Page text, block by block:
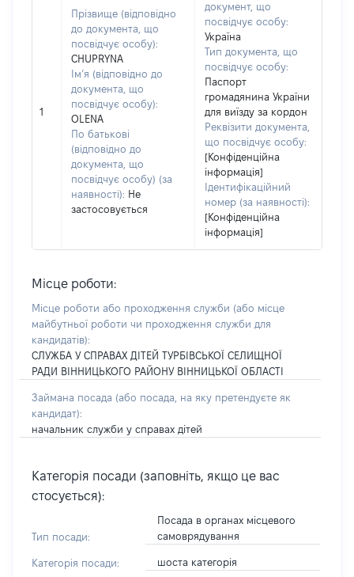
1
Прізвище (відповідно
до документа, що
посвідчує особу):
CHUPRYNA
Ім’я (відповідно до
документа, що
посвідчує особу):
OLENA
По батькові
(відповідно до
документа, що
посвідчує особу) (за
наявності): Не
застосовується
документ, що
посвідчує особу:
Україна
Тип документа, що
посвідчує особу:
Паспорт
громадянина України
для виїзду за кордон
Реквізити документа,
що посвідчує особу:
[Конфіденційна
інформація]
Ідентифікаційний
номер (за наявності):
[Конфіденційна
інформація]
Місце роботи:
Місце роботи або проходження служби (або місце
майбутньої роботи чи проходження служби для
кандидатів):
СЛУЖБА У СПРАВАХ ДІТЕЙ ТУРБІВСЬКОЇ СЕЛИЩНОЇ
РАДИ ВІННИЦЬКОГО РАЙОНУ ВІННИЦЬКОЇ ОБЛАСТІ
Займана посада (або посада, на яку претендуєте як
кандидат):
начальник служби у справах дітей
Категорія посади (заповніть, якщо це вас
стосується):
Тип посади:
Посада в органах місцевого
самоврядування
Категорія посади: шоста категорія